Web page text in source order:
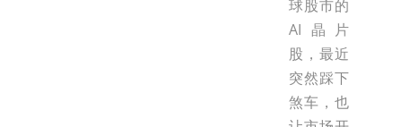
球股市的
AI晶片
股，最近
突然踩下
煞车，也